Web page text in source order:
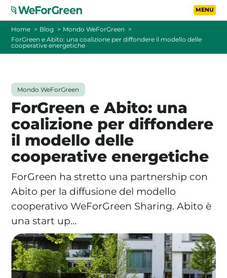
Vai al contenuto
TARIFFE
FOTOVOLTAICO A DISTANZA
FAQ
BLOG
CONTATTI
PASSA A WEFORGREEN
Home Blog
Mondo WeForGreen
ForGreen e Abito: una coalizione per diffondere il modello delle
cooperative energetiche
Mondo WeForGreen
ForGreen e Abito: una
coalizione per diffondere
il modello delle
cooperative energetiche
ForGreen ha stretto una partnership con
Abito per la diffusione del modello
cooperativo WeForGreen Sharing. Abito è
una start up…